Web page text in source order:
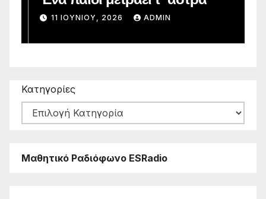
11 ΙΟΥΝΊΟΥ, 2026 ADMIN
Κατηγορίες
Μαθητικό Ραδιόφωνο ESRadio